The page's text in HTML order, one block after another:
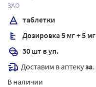
ЗАО
таблетки
Дозировка 5 мг + 5 мг
30 шт в уп.
Доставим в аптекузавтра
В наличии